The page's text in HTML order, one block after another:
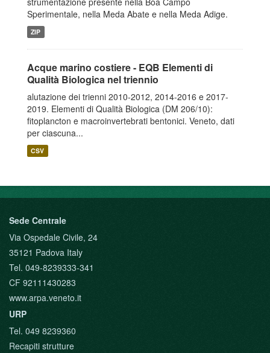
Sperimentale, nella Meda Abate e nella Meda Adige.
ZIP
Acque marino costiere - EQB Elementi di
Qualità Biologica nel triennio
alutazione dei trienni 2010-2012, 2014-2016 e 2017-
2019. Elementi di Qualità Biologica (DM 206/10):
fitoplancton e macroinvertebrati bentonici. Veneto, dati
per ciascuna...
CSV
Sede Centrale
Via Ospedale Civile, 24
35121 Padova Italy
Tel. 049-8239333-341
CF 92111430283
www.arpa.veneto.it
URP
Tel. 049 8239360
Recapiti strutture